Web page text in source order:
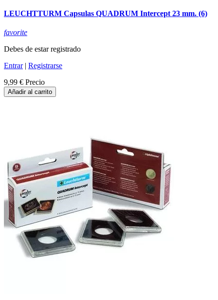
LEUCHTTURM Capsulas QUADRUM Intercept 23 mm. (6)
favorite
Debes de estar registrado
Entrar| Registrarse
9,99 € Precio
Añadir al carrito